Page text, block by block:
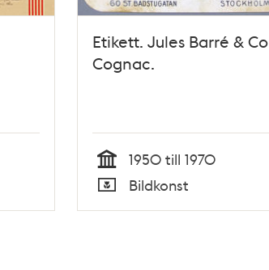
Etikett. Jules Barré & Co
Cognac.
Tid
1950 till 1970
Typ
Bildkonst